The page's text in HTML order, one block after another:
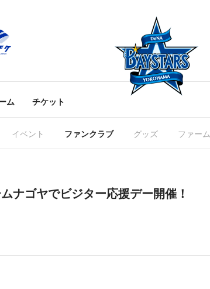
ム チケット
イベント ファンクラブ グッズ ファーム
ナゴヤでビジター応援デー開催！